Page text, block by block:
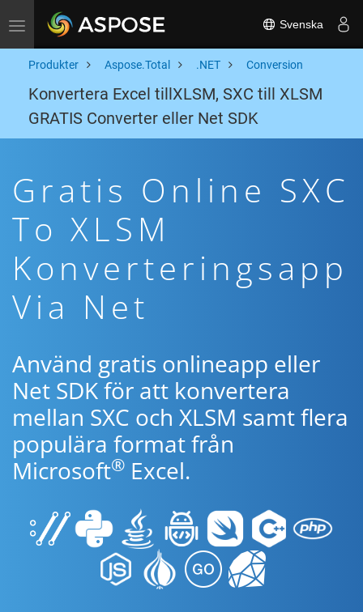
Toggle navigation Svenska
Produkter Aspose.Total .NET Conversion
Konvertera Excel tillXLSM, SXC till XLSM
GRATIS Converter eller Net SDK
Gratis Online SXC
To XLSM
Konverteringsapp
Via Net
Använd gratis onlineapp eller
Net SDK för att konvertera
mellan SXC och XLSM samt flera
populära format från
Microsoft® Excel.